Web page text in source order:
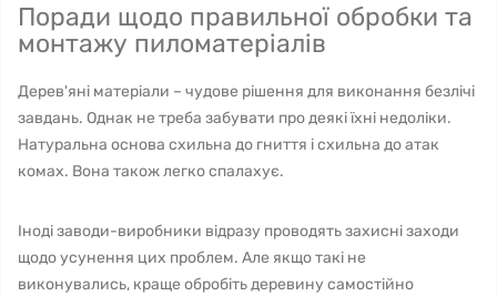
Поради щодо правильної обробки та
монтажу пиломатеріалів
Дерев'яні матеріали – чудове рішення для виконання безлічі
завдань. Однак не треба забувати про деякі їхні недоліки.
Натуральна основа схильна до гниття і схильна до атак
комах. Вона також легко спалахує.
Іноді заводи-виробники відразу проводять захисні заходи
щодо усунення цих проблем. Але якщо такі не
виконувались, краще обробіть деревину самостійно